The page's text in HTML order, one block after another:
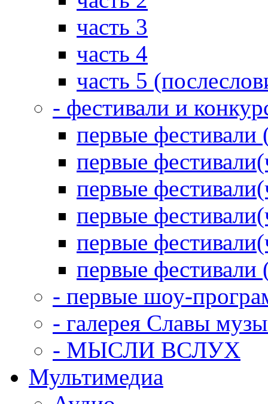
часть 3
часть 4
часть 5
- фестивали и
первые фестивали
первые
первые
первые
первые
первые фестивали
- первые шоу-
- галерея Славы
- МЫСЛИ ВСЛУХ
Мультимедиа